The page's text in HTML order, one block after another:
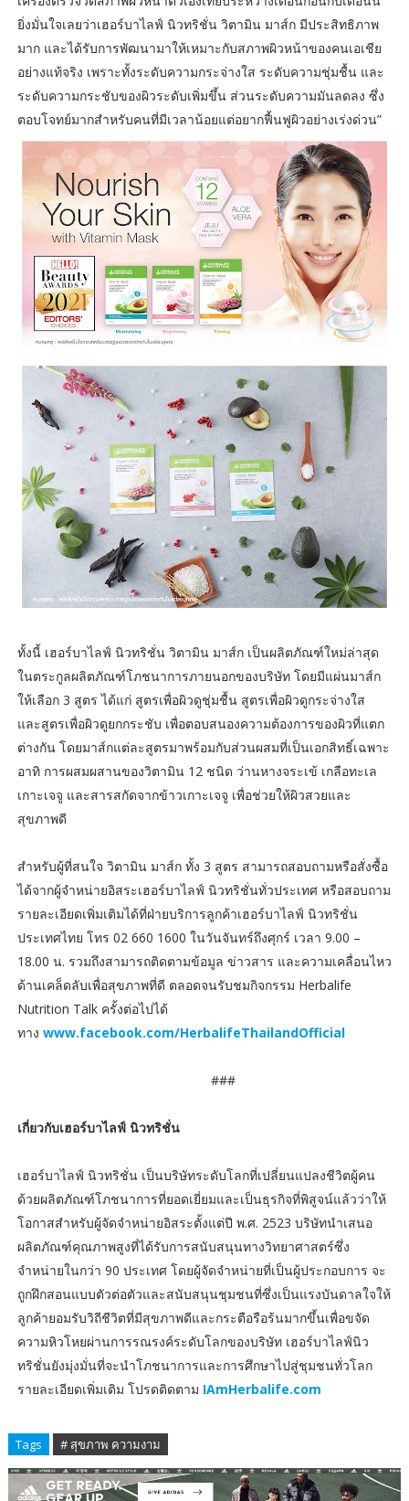
ยิ่งมั่นใจเลยว่าเฮอร์บาไลฟ์ นิวทริชั่น วิตามิน มาส์ก มีประสิทธิภาพ
มาก และได้รับการพัฒนามาให้เหมาะกับสภาพผิวหน้าของคนเอเชีย
อย่างแท้จริง เพราะทั้งระดับความกระจ่างใส ระดับความชุ่มชื้น และ
ระดับความกระชับของผิวระดับเพิ่มขึ้น ส่วนระดับความมันลดลง ซึ่ง
ตอบโจทย์มากสำหรับคนที่มีเวลาน้อยแต่อยากฟื้นฟูผิวอย่างเร่งด่วน”
ทั้งนี้ เฮอร์บาไลฟ์ นิวทริชั่น วิตามิน มาส์ก เป็นผลิตภัณฑ์ใหม่ล่าสุด
ในตระกูลผลิตภัณฑ์โภชนาการภายนอกของบริษัท โดยมีแผ่นมาส์ก
ให้เลือก 3 สูตร ได้แก่ สูตรเพื่อผิวดูชุ่มชื้น สูตรเพื่อผิวดูกระจ่างใส
และสูตรเพื่อผิวดูยกกระชับ เพื่อตอบสนองความต้องการของผิวที่แตก
ต่างกัน โดยมาส์กแต่ละสูตรมาพร้อมกับส่วนผสมที่เป็นเอกสิทธิ์เฉพาะ
อาทิ การผสมผสานของวิตามิน 12 ชนิด ว่านหางจระเข้ เกลือทะเล
เกาะเจจู และสารสกัดจากข้าวเกาะเจจู เพื่อช่วยให้ผิวสวยและ
สุขภาพดี
สำหรับผู้ที่สนใจ วิตามิน มาส์ก ทั้ง 3 สูตร สามารถสอบถามหรือสั่งซื้อ
ได้จากผู้จำหน่ายอิสระเฮอร์บาไลฟ์ นิวทริชั่นทั่วประเทศ หรือสอบถาม
รายละเอียดเพิ่มเติมได้ที่ฝ่ายบริการลูกค้าเฮอร์บาไลฟ์ นิวทริชั่น
ประเทศไทย โทร 02 660 1600 ในวันจันทร์ถึงศุกร์ เวลา 9.00 –
18.00 น. รวมถึงสามารถติดตามข้อมูล ข่าวสาร และความเคลื่อนไหว
ด้านเคล็ดลับเพื่อสุขภาพที่ดี ตลอดจนรับชมกิจกรรม Herbalife
Nutrition Talk ครั้งต่อไปได้
ทาง www.facebook.com/HerbalifeThailandOfficial
###
เกี่ยวกับเฮอร์บาไลฟ์ นิวทริชั่น
เฮอร์บาไลฟ์ นิวทริชั่น เป็นบริษัทระดับโลกที่เปลี่ยนแปลงชีวิตผู้คน
ด้วยผลิตภัณฑ์โภชนาการที่ยอดเยี่ยมและเป็นธุรกิจที่พิสูจน์แล้วว่าให้
โอกาสสำหรับผู้จัดจำหน่ายอิสระตั้งแต่ปี พ.ศ. 2523 บริษัทนำเสนอ
ผลิตภัณฑ์คุณภาพสูงที่ได้รับการสนับสนุนทางวิทยาศาสตร์ซึ่ง
จำหน่ายในกว่า 90 ประเทศ โดยผู้จัดจำหน่ายที่เป็นผู้ประกอบการ จะ
ถูกฝึกสอนแบบตัวต่อตัวและสนับสนุนชุมชนที่ซึ่งเป็นแรงบันดาลใจให้
ลูกค้ายอมรับวิถีชีวิตที่มีสุขภาพดีและกระตือรือร้นมากขึ้นเพื่อขจัด
ความหิวโหยผ่านการรณรงค์ระดับโลกของบริษัท เฮอร์บาไลฟ์นิว
ทริชั่นยังมุ่งมั่นที่จะนำโภชนาการและการศึกษาไปสู่ชุมชนทั่วโลก
รายละเอียดเพิ่มเติม โปรดติดตาม IAmHerbalife.com
Tags # สุขภาพ ความงาม